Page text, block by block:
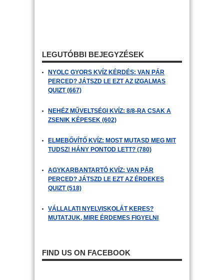
LEGUTÓBBI BEJEGYZÉSEK
NYOLC GYORS KVÍZ KÉRDÉS: VAN PÁR
PERCED? JÁTSZD LE EZT AZ IZGALMAS
QUIZT (667)
NEHÉZ MŰVELTSÉGI KVÍZ: 8/8-RA CSAK A
ZSENIK KÉPESEK (602)
ELMEBŐVÍTŐ KVÍZ: MOST MUTASD MEG MIT
TUDSZ! HÁNY PONTOD LETT? (780)
AGYKARBANTARTÓ KVÍZ: VAN PÁR
PERCED? JÁTSZD LE EZT AZ ÉRDEKES
QUIZT (518)
VÁLLALATI NYELVISKOLÁT KERES?
MUTATJUK, MIRE ÉRDEMES FIGYELNI
FIND US ON FACEBOOK